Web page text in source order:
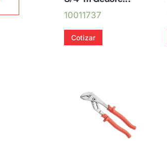
10011737
Cotizar